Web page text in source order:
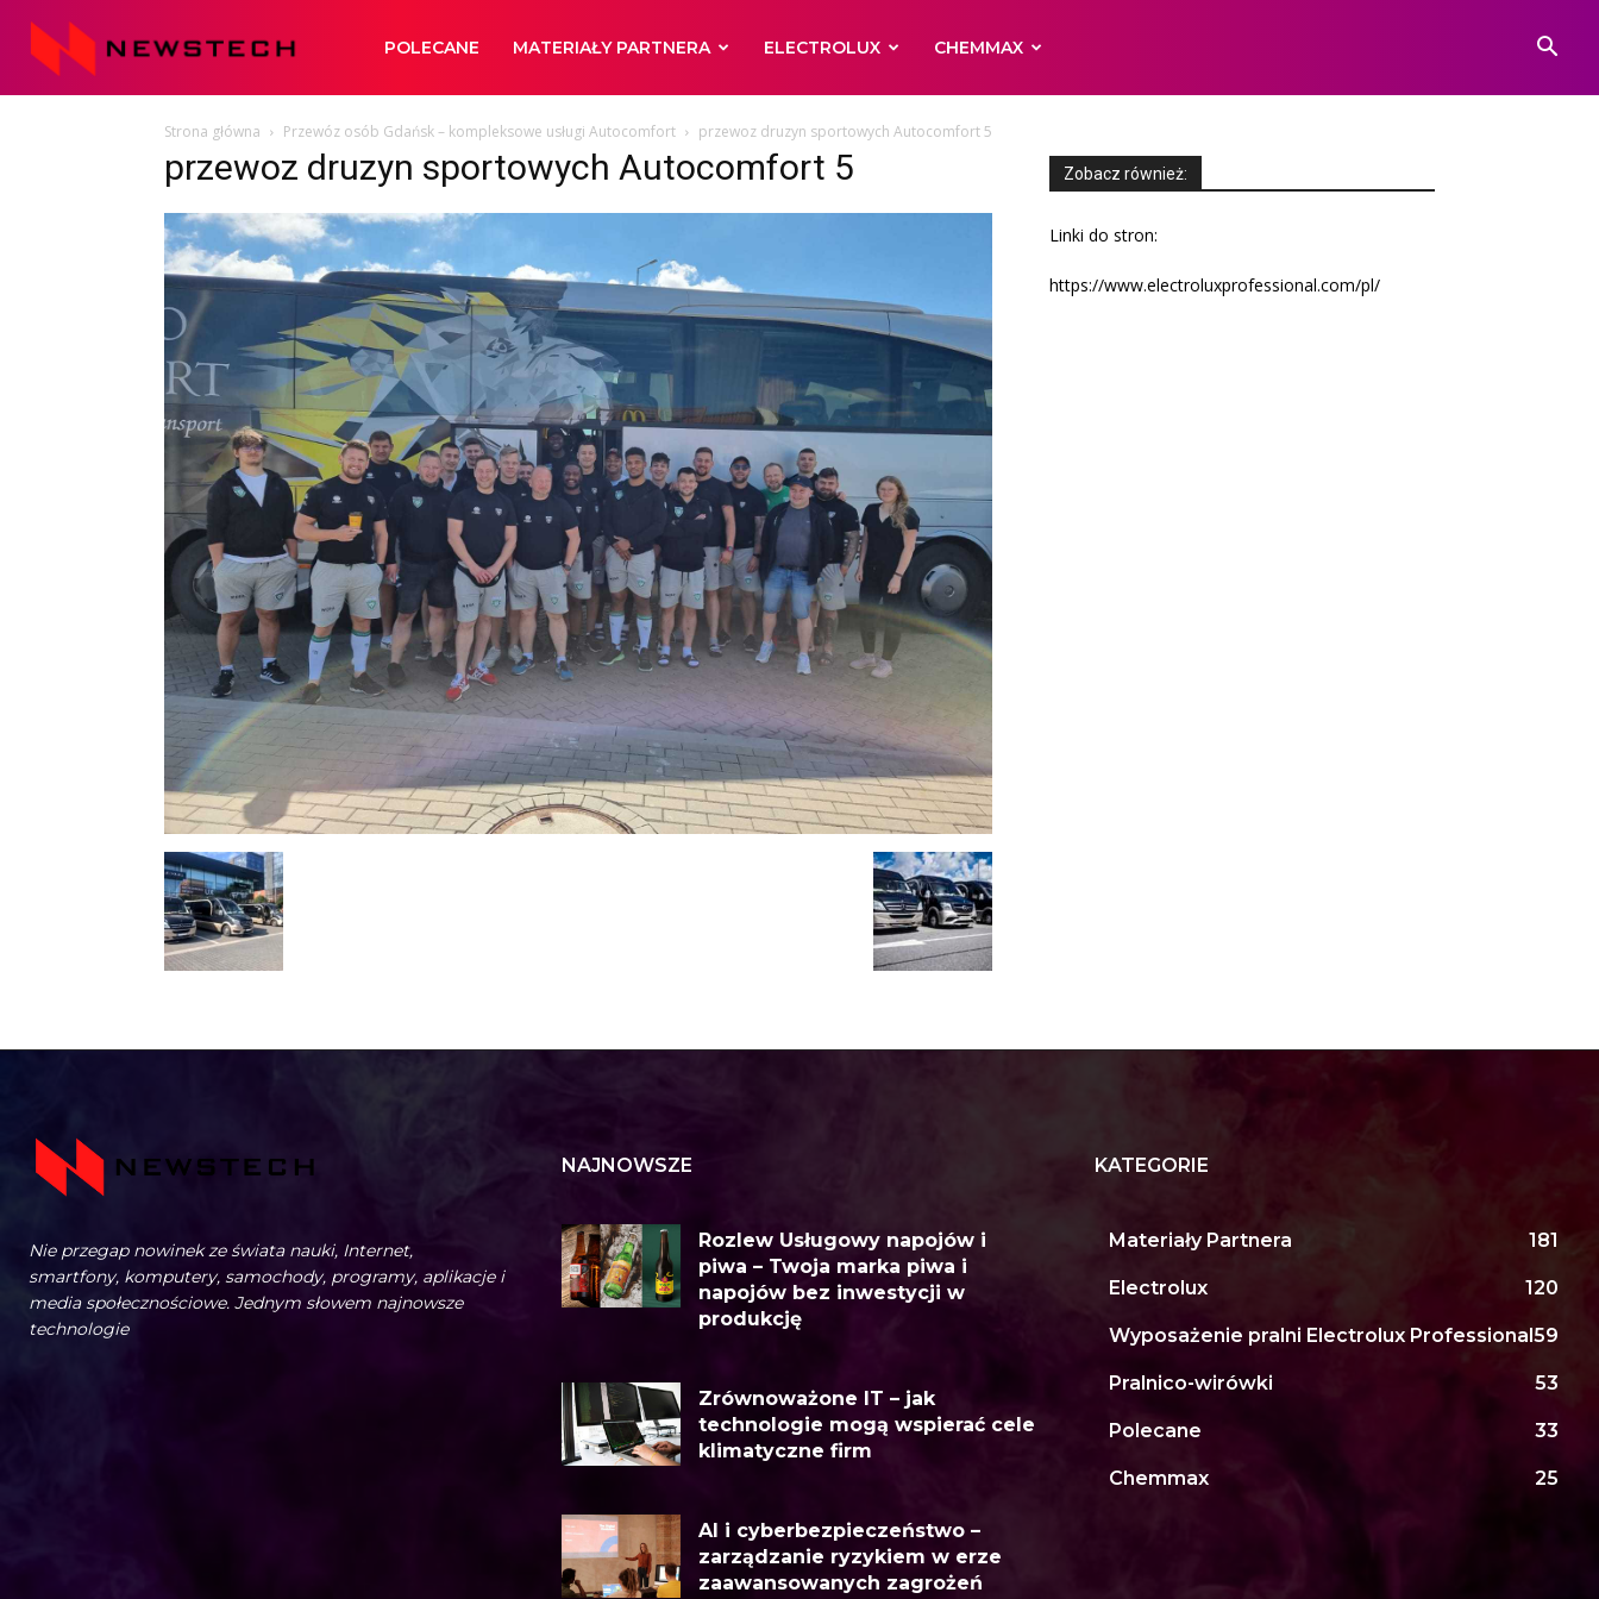
NewstechPOLECANE MATERIAŁY PARTNERA ELECTROLUX CHEMMAX
Strona główna Przewóz osób Gdańsk – kompleksowe usługi Autocomfort przewoz druzyn sportowych Autocomfort 5
przewoz druzyn sportowych Autocomfort 5 Zobacz również:
Linki do stron:
https://www.electroluxprofessional.com/pl/
Nie przegap nowinek ze świata nauki, Internet,
smartfony, komputery, samochody, programy, aplikacje i
media społecznościowe. Jednym słowem najnowsze
technologie
NAJNOWSZE
Rozlew Usługowy napojów i
piwa – Twoja marka piwa i
napojów bez inwestycji w
produkcję
Zrównoważone IT – jak
technologie mogą wspierać cele
klimatyczne firm
AI i cyberbezpieczeństwo –
zarządzanie ryzykiem w erze
zaawansowanych zagrożeń
KATEGORIE
Materiały Partnera 181
Electrolux 120
Wyposażenie pralni Electrolux Professional59
Pralnico-wirówki 53
Polecane 33
Chemmax 25